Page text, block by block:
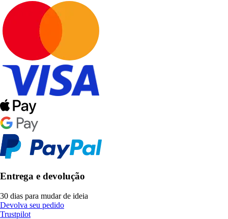
Entrega e devolução
30 dias para mudar de ideia
Devolva seu pedido
Trustpilot